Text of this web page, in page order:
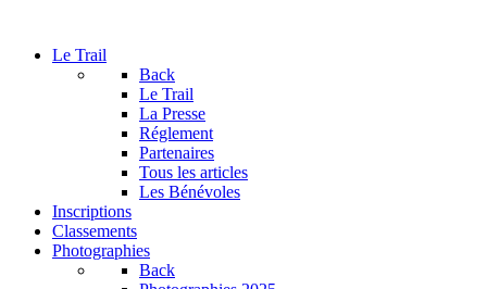
Le Trail
Back
Le Trail
La Presse
Réglement
Partenaires
Tous les articles
Les Bénévoles
Inscriptions
Classements
Photographies
Back